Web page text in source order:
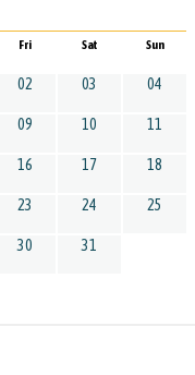
Fri Sat Sun
02 03 04
09 10 11
16 17 18
23 24 25
30 31